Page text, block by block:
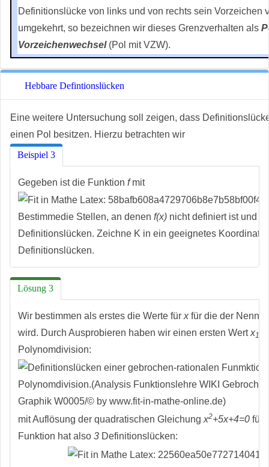
Definitionslücke von links und von rechts sein Vorzeichen
umgekehrt, so bezeichnen wir dieses Grenzverhalten als
Vorzeichenwechsel(Pol mit VZW).
Hebbare Defintionslücken
Eine weitere Untersuchung soll zeigen, dass
einen Pol besitzen. Hierzu betrachten wir
Beispiel 3
Gegeben ist die Funktion fmit
Bestimmedie Stellen, an denen f(x) nicht definiert ist und
Definitionslücken. Zeichne K in ein geeignetes
Definitionslücken.
Lösung 3
Wir bestimmen als erstes die Werte für xfür die der
wird. Durch Ausprobieren haben wir einen ersten Wertx1
Polynomdivision:
mit Auflösung der quadratischen Gleichung x2+5x+4=0
Funktion hat also 3 Definitionslücken: